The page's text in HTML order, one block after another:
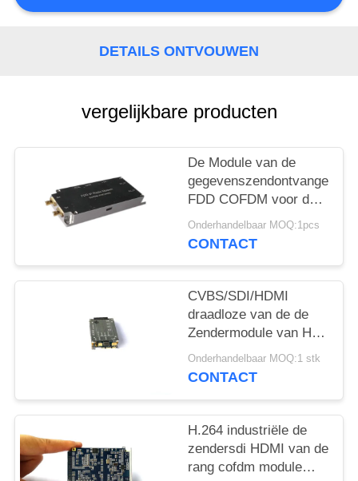
DETAILS ONTVOUWEN
vergelijkbare producten
De Module van de
gegevenszendontvanger
FDD COFDM voor de
Multitransmissie van
de Kanaal Videostroom
Onderhandelbaar MOQ:1pcs
CONTACT
CVBS/SDI/HDMI
draadloze van de de
Zendermodule van HD
Video de Steun
Veelvoudige
Onderhandelbaar MOQ:1 stk
CONTACT
H.264 industriële de
zendersdi HDMI van de
rang cofdm module